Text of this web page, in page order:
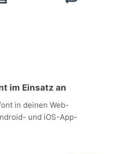
im Einsatz an
in deinen Web-
und iOS-App-